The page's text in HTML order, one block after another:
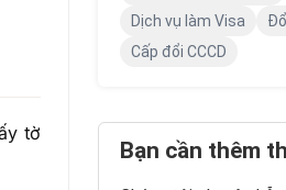
tờ
Dịch vụ làm Visa
Cấp đổi CCCD
Bạn cần thêm